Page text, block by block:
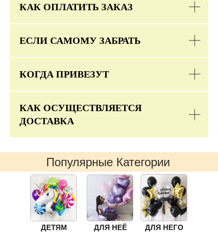
КАК ОПЛАТИТЬ ЗАКАЗ
ЕСЛИ САМОМУ ЗАБРАТЬ
КОГДА ПРИВЕЗУТ
КАК ОСУЩЕСТВЛЯЕТСЯ
ДОСТАВКА
Популярные Категории
ДЛЯ НЕЁ ДЛЯ НЕГО
ДЕТЯМ